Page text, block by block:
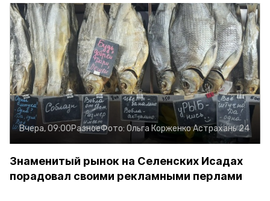
Вчера, 09:00РазноеФото: Ольга КорженкоАстрахань 24
Знаменитый рынок на Селенских Исадах
порадовал своими рекламными перлами